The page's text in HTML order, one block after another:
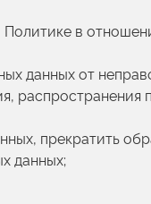
Политике в
данных от
распространения
прекратить
данных;